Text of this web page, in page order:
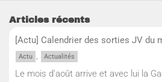
Articles récents
[Actu] Calendrier des sorties JV du
Actu , Actualités
Le mois d’août arrive et avec lui la